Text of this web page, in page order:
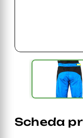
Scheda